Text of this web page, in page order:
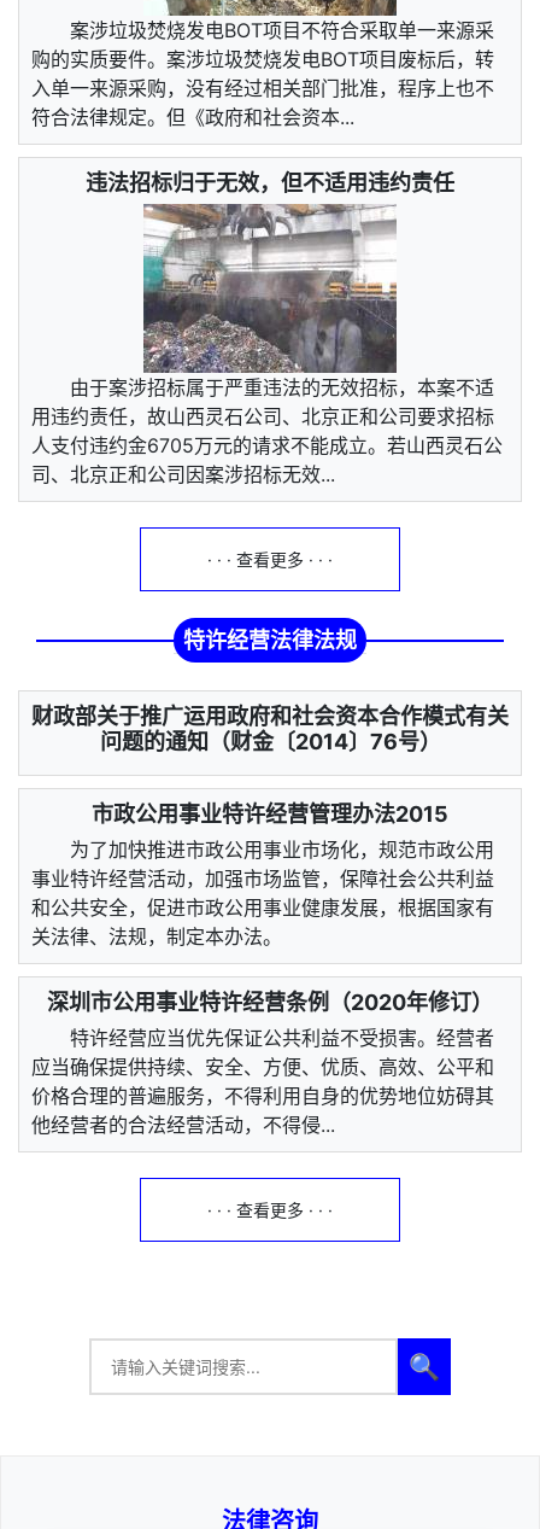
案涉垃圾焚烧发电BOT项目不符合采取单一来源采
购的实质要件。案涉垃圾焚烧发电BOT项目废标后，转
入单一来源采购，没有经过相关部门批准，程序上也不
符合法律规定。但《政府和社会资本...
违法招标归于无效，但不适用违约责任
由于案涉招标属于严重违法的无效招标，本案不适
用违约责任，故山西灵石公司、北京正和公司要求招标
人支付违约金6705万元的请求不能成立。若山西灵石公
司、北京正和公司因案涉招标无效...
· · · 查看更多 · · ·
特许经营法律法规
财政部关于推广运用政府和社会资本合作模式有关
问题的通知（财金〔2014〕76号）
市政公用事业特许经营管理办法2015
为了加快推进市政公用事业市场化，规范市政公用
事业特许经营活动，加强市场监管，保障社会公共利益
和公共安全，促进市政公用事业健康发展，根据国家有
关法律、法规，制定本办法。
深圳市公用事业特许经营条例（2020年修订）
特许经营应当优先保证公共利益不受损害。经营者
应当确保提供持续、安全、方便、优质、高效、公平和
价格合理的普遍服务，不得利用自身的优势地位妨碍其
他经营者的合法经营活动，不得侵...
· · · 查看更多 · · ·
🔍
法律咨询